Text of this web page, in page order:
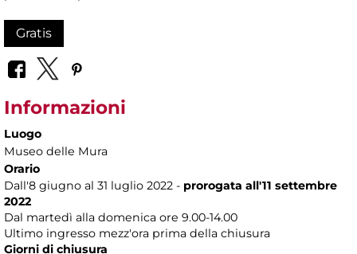
Gratis
Informazioni
Luogo
Museo delle Mura
Orario
Dall'8 giugno al 31 luglio 2022 - prorogata all'11 settembre
2022
Dal martedì alla domenica ore 9.00-14.00
Ultimo ingresso mezz'ora prima della chiusura
Giorni di chiusura